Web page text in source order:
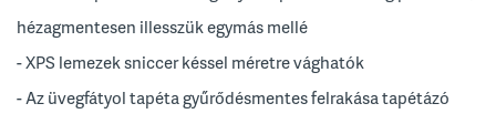
hézagmentesen illesszük egymás mellé
- XPS lemezek sniccer késsel méretre vághatók
- Az üvegfátyol tapéta gyűrődésmentes felrakása tapétázó